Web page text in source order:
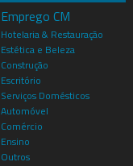
Emprego CM
Hotelaria & Restauração
Estética e Beleza
Construção
Escritório
Serviços Domésticos
Automóvel
Comércio
Ensino
Outros